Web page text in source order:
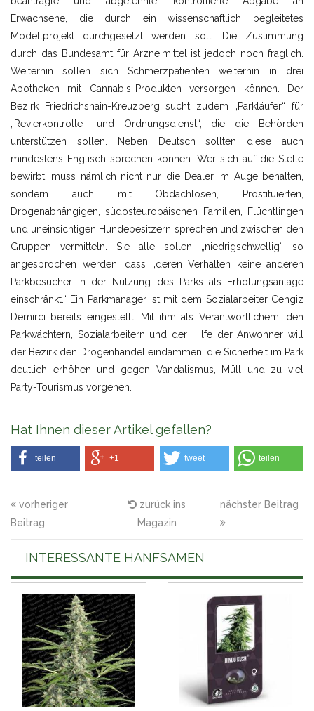
Erwachsene, die durch ein wissenschaftlich begleitetes
Modellprojekt durchgesetzt werden soll. Die Zustimmung
durch das Bundesamt für Arzneimittel ist jedoch noch fraglich.
Weiterhin sollen sich Schmerzpatienten weiterhin in drei
Apotheken mit Cannabis-Produkten versorgen können. Der
Bezirk Friedrichshain-Kreuzberg sucht zudem „Parkläufer“ für
„Revierkontrolle- und Ordnungsdienst“, die die Behörden
unterstützen sollen. Neben Deutsch sollten diese auch
mindestens Englisch sprechen können. Wer sich auf die Stelle
bewirbt, muss nämlich nicht nur die Dealer im Auge behalten,
sondern auch mit Obdachlosen, Prostituierten,
Drogenabhängigen, südosteuropäischen Familien, Flüchtlingen
und uneinsichtigen Hundebesitzern sprechen und zwischen den
Gruppen vermitteln. Sie alle sollen „niedrigschwellig“ so
angesprochen werden, dass „deren Verhalten keine anderen
Parkbesucher in der Nutzung des Parks als Erholungsanlage
einschränkt.“ Ein Parkmanager ist mit dem Sozialarbeiter Cengiz
Demirci bereits eingestellt. Mit ihm als Verantwortlichem, den
Parkwächtern, Sozialarbeitern und der Hilfe der Anwohner will
der Bezirk den Drogenhandel eindämmen, die Sicherheit im Park
deutlich erhöhen und gegen Vandalismus, Müll und zu viel
Party-Tourismus vorgehen.
Hat Ihnen dieser Artikel gefallen?
teilen +1 tweet teilen
vorheriger
Beitrag
zurück ins
Magazin
nächster Beitrag
INTERESSANTE HANFSAMEN